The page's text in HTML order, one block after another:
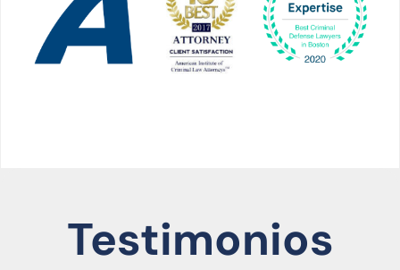
Testimonios